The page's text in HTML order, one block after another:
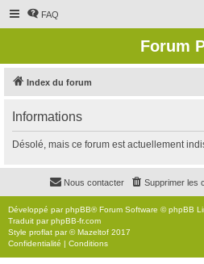
FAQ
Forum
Index du forum
Informations
Désolé, mais ce forum est actuellement
Supprimer les
Nous contacter
Développé parphpBB® Forum Software © phpBB
Traduit parphpBB-fr.com
Style proflat par ©Mazeltof 2017
Confidentialité | Conditions